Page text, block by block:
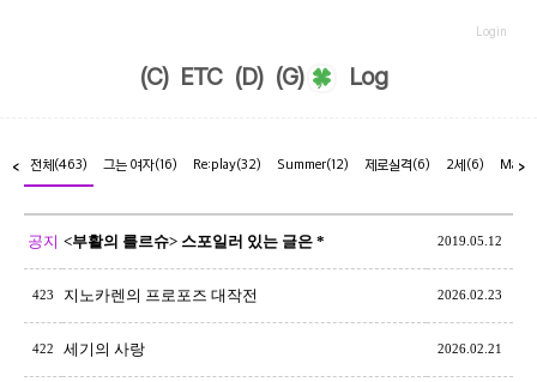
Login
(C) ETC (D) (G) Log
전체(463) 그는 여자(16) Re:play(32) Summer(12) 제로실격(6) 2세(6)
< >
공지 <부활의 를르슈> 스포일러 있는 글은 * 2019.05.12
423 지노카렌의 프로포즈 대작전 2026.02.23
422 세기의 사랑 2026.02.21